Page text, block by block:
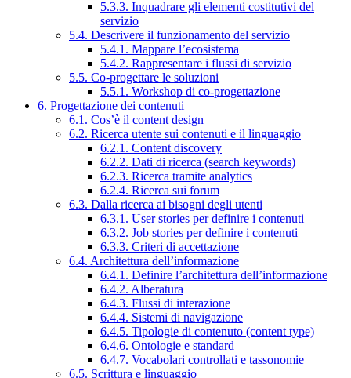
5.3.3. Inquadrare gli elementi costitutivi del
servizio
5.4. Descrivere il funzionamento del servizio
5.4.1. Mappare l’ecosistema
5.4.2. Rappresentare i flussi di servizio
5.5. Co-progettare le soluzioni
5.5.1. Workshop di co-progettazione
6. Progettazione dei contenuti
6.1. Cos’è il content design
6.2. Ricerca utente sui contenuti e il linguaggio
6.2.1. Content discovery
6.2.2. Dati di ricerca (search keywords)
6.2.3. Ricerca tramite analytics
6.2.4. Ricerca sui forum
6.3. Dalla ricerca ai bisogni degli utenti
6.3.1. User stories per definire i contenuti
6.3.2. Job stories per definire i contenuti
6.3.3. Criteri di accettazione
6.4. Architettura dell’informazione
6.4.1. Definire l’architettura dell’informazione
6.4.2. Alberatura
6.4.3. Flussi di interazione
6.4.4. Sistemi di navigazione
6.4.5. Tipologie di contenuto (content type)
6.4.6. Ontologie e standard
6.4.7. Vocabolari controllati e tassonomie
6.5. Scrittura e linguaggio